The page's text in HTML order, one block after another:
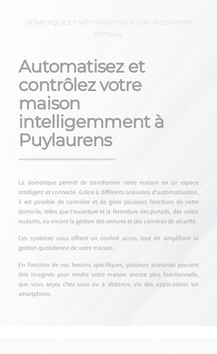
DOMOTIQUE ET MOTORISATION POUR UN CONFORT
OPTIMAL
Automatisez et
contrôlez votre
maison
intelligemment à
Puylaurens
La domotique permet de transformer votre maison en un espace
intelligent et connecté. Grâce à différents scénarios d’automatisation,
il est possible de contrôler et de gérer plusieurs fonctions de votre
domicile, telles que l’ouverture et la fermeture des portails, des volets
roulants, ou encore la gestion des serrures et des caméras de sécurité.
Ces systèmes vous offrent un confort accru, tout en simplifiant la
gestion quotidienne de votre maison.
En fonction de vos besoins spécifiques, plusieurs scénarios peuvent
être imaginés pour rendre votre maison encore plus fonctionnelle,
que vous soyez chez vous ou à distance, via des applications sur
smartphone.